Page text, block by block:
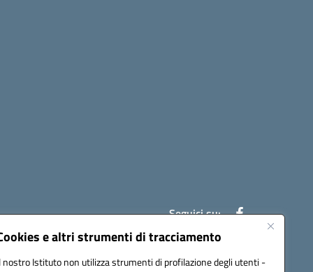
e altri strumenti di tracciamento
nostro Istituto non utilizza strumenti di profilazione degli utenti -
Seguici su: